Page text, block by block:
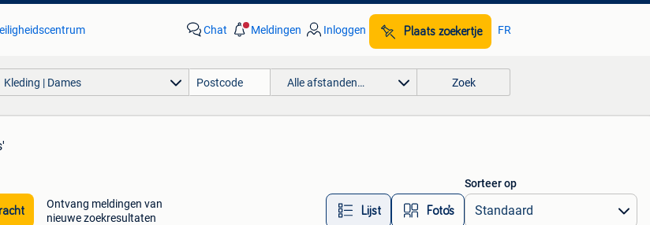
Chat Meldingen Inloggen Plaats zoekertje FR
Kleding | Dames Alle afstanden… Zoek
Ontvang meldingen van
nieuwe zoekresultaten
Lijst Foto’s
Sorteer op